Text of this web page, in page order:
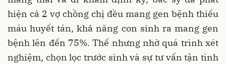
hiện cả 2 vợ chồng chị đều mang gen bệnh thiếu
máu huyết tán, khả năng con sinh ra mang gen
bệnh lên đến 75%. Thế nhưng nhờ quá trình xét
nghiệm, chọn lọc trước sinh và sự tư vấn tận tình